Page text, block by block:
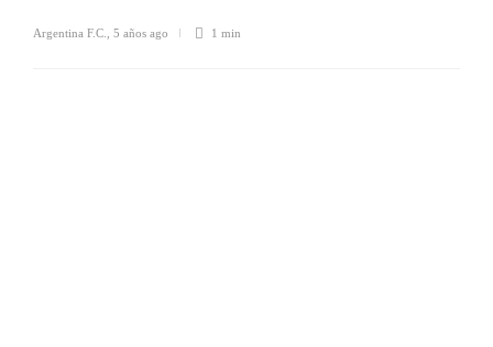
Argentina F.C. 5 años ago 1 min